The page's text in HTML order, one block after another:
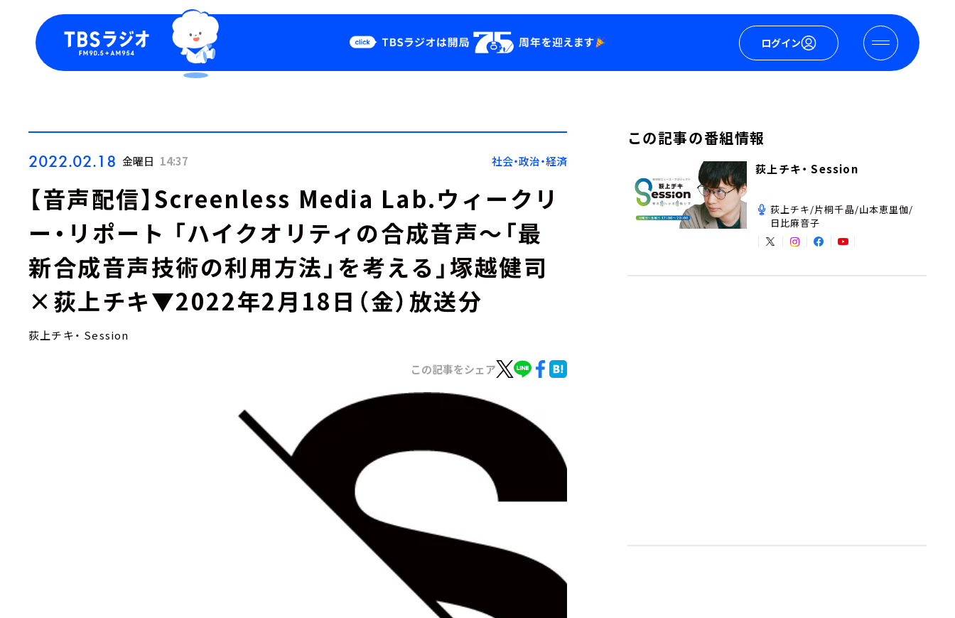
ログイン
Podcast
YouTube
会社情報
2022.02.18 金曜日 14:37 社会・政治・経済
【音声配信】Screenless Media Lab.ウィークリ
ー・リポート 「ハイクオリティの合成音声～「最
新合成音声技術の利用方法」を考える」塚越健司
×荻上チキ▼2022年2月18日（金）放送分
荻上チキ・ Session
この記事をシェア
この記事の番組情報
荻上チキ・ Session
荻上チキ/片桐千晶/山本恵里伽/
日比麻音子